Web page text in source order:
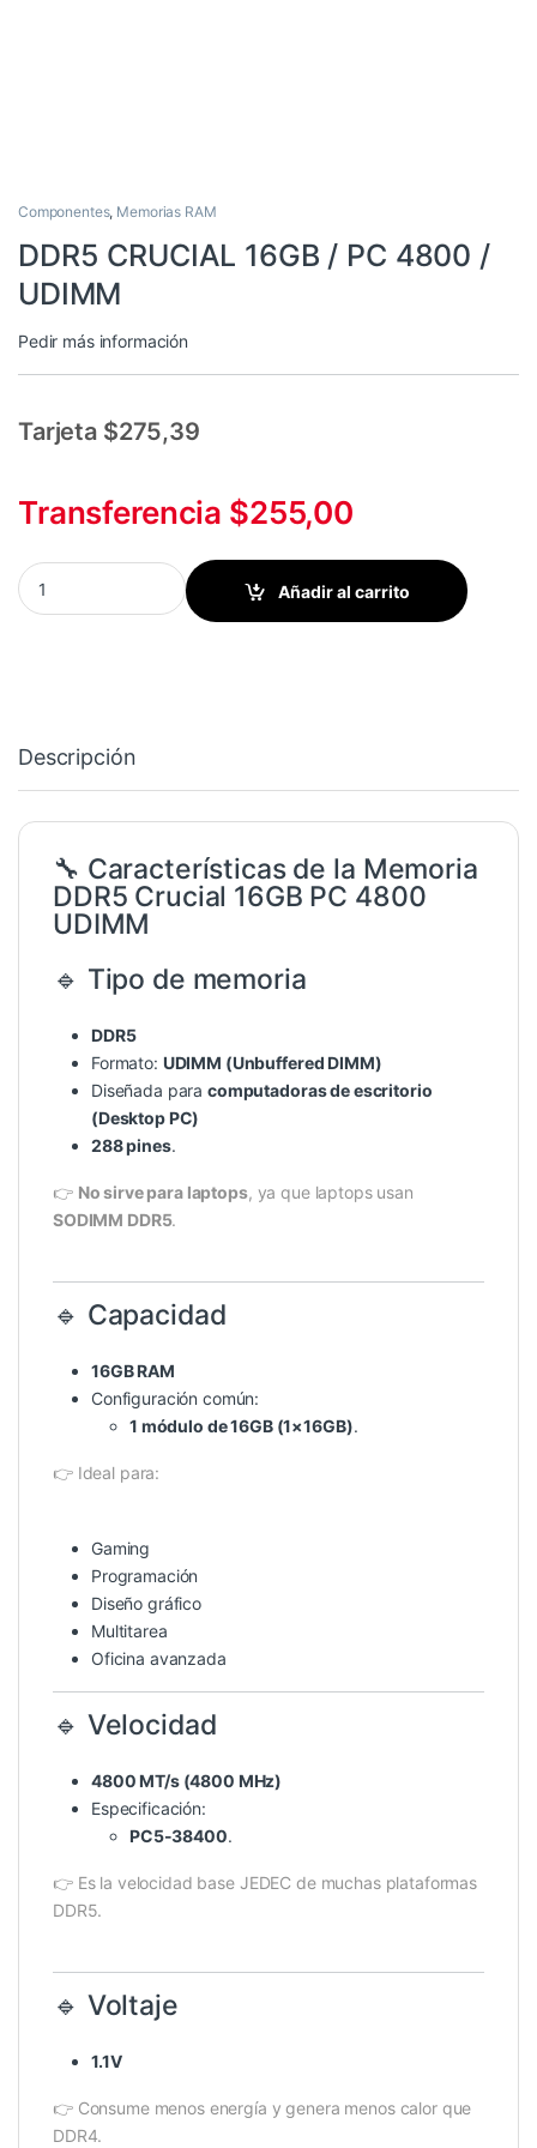
Componentes, Memorias RAM
DDR5 CRUCIAL 16GB / PC 4800 /
UDIMM
Pedir más información
Tarjeta $275,39
Transferencia $255,00
DDR5 CRUCIAL 16GB / PC 4800 / UDIMM quantity
Añadir al carrito
Descripción
🔧 Características de la Memoria
DDR5 Crucial 16GB PC 4800
UDIMM
🔹 Tipo de memoria
DDR5
Formato: UDIMM (Unbuffered DIMM)
Diseñada paracomputadoras de escritorio
(Desktop PC)
288 pines.
👉 No sirve para laptops, ya que laptops usan
SODIMM DDR5.
🔹 Capacidad
16GB RAM
Configuración común:
1 módulo de 16GB (1×16GB).
👉 Ideal para:
Gaming
Programación
Diseño gráfico
Multitarea
Oficina avanzada
🔹 Velocidad
4800 MT/s (4800 MHz)
Especificación:
PC5-38400.
👉 Es la velocidad base JEDEC de muchas plataformas
DDR5.
🔹 Voltaje
1.1V
👉 Consume menos energía y genera menos calor que
DDR4.